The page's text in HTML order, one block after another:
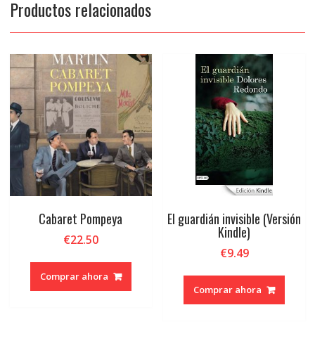
Productos relacionados
Cabaret Pompeya
€22.50
Comprar ahora
El guardián invisible (Versión
Kindle)
€9.49
Comprar ahora